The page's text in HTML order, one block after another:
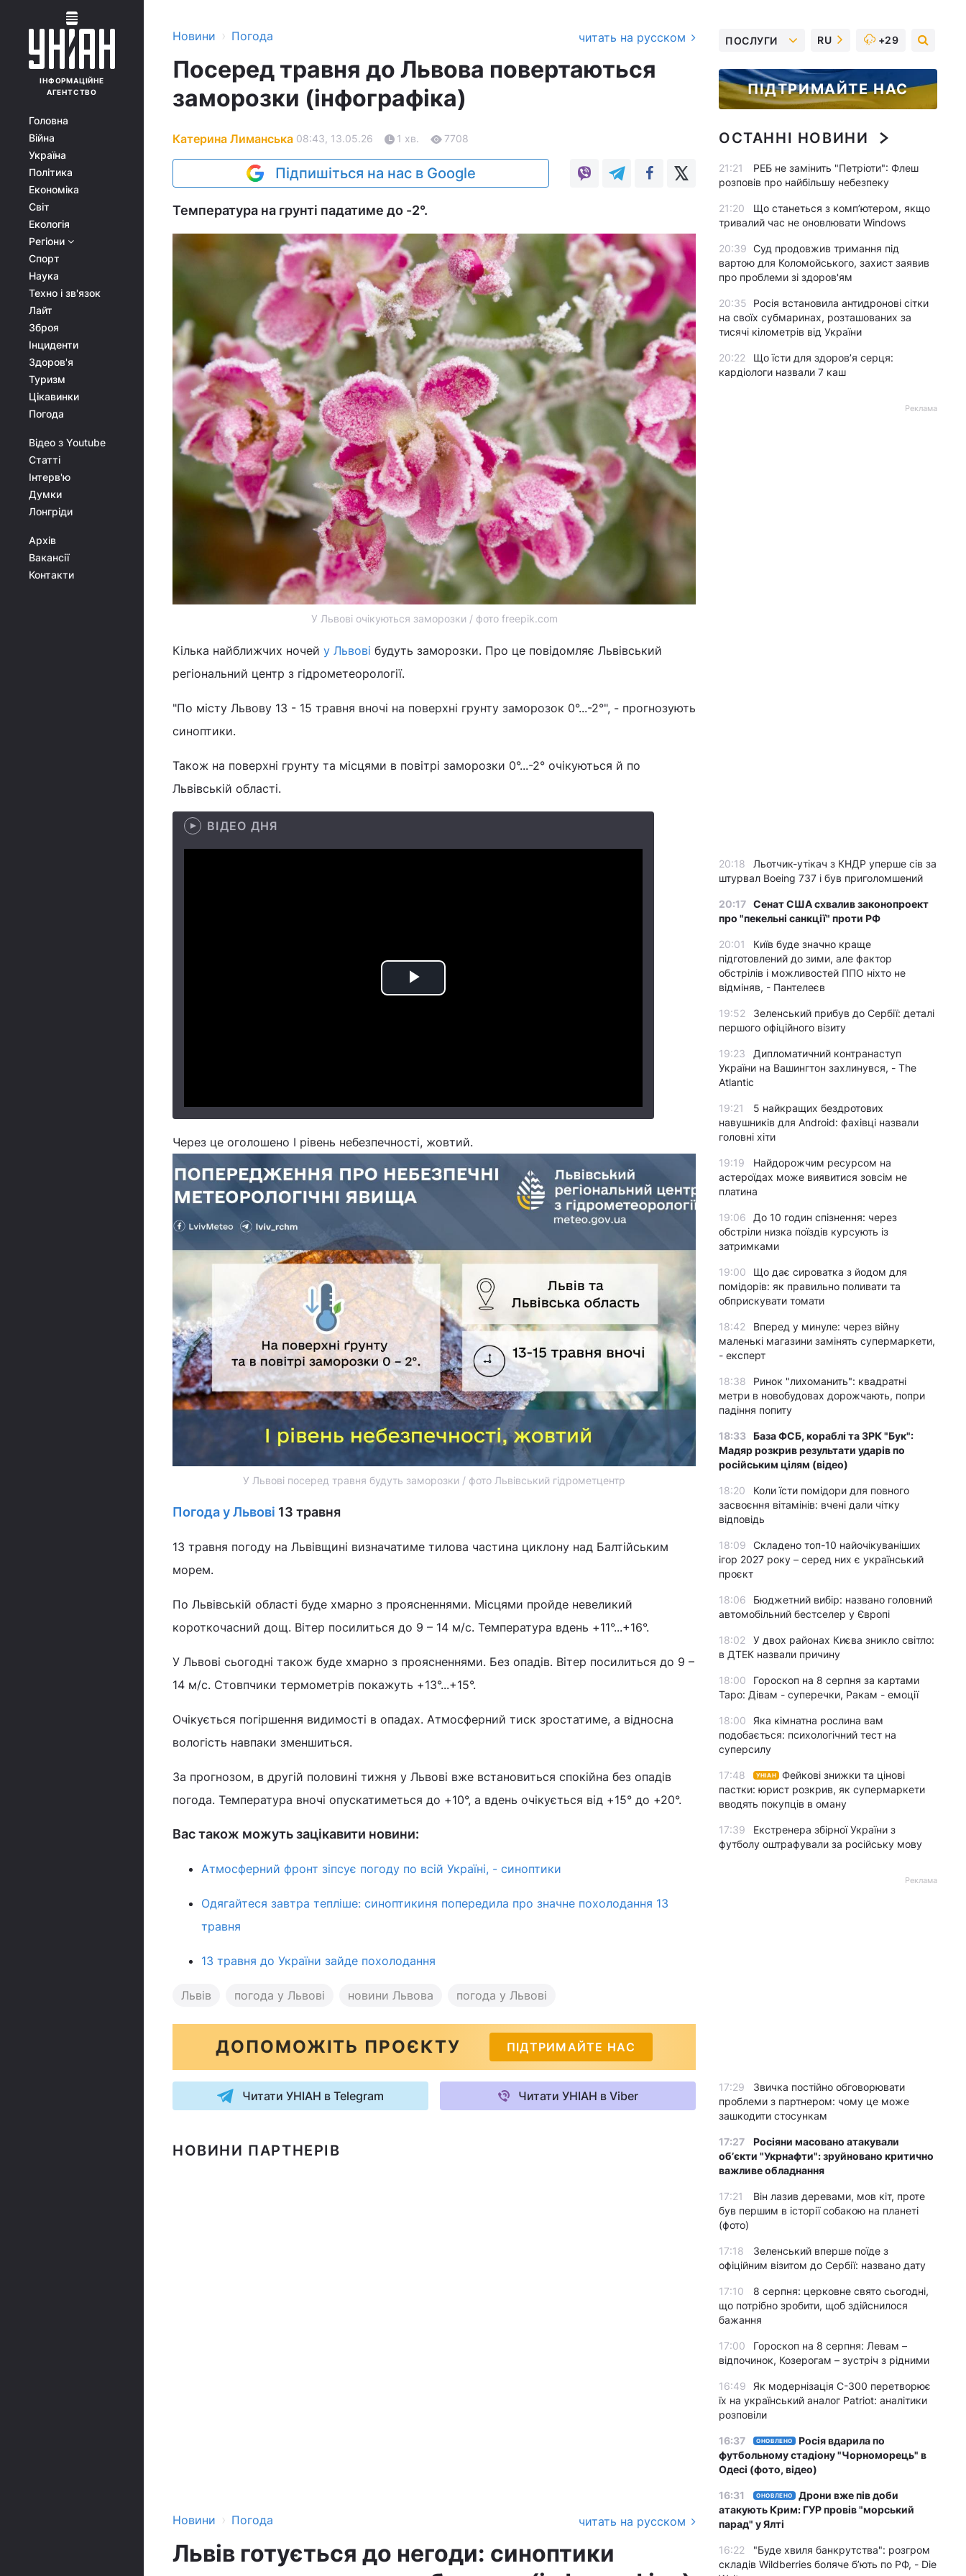
ІНФОРМАЦІЙНЕ
АГЕНТСТВО
Головна
Війна
Україна
Політика
Економіка
Світ
Екологія
Регіони
Спорт
Наука
Техно і зв'язок
Лайт
Зброя
Інциденти
Здоров'я
Туризм
Цікавинки
Погода
Відео з Youtube
Статті
Інтерв'ю
Думки
Лонгріди
Архів
Вакансії
Контакти
Новини › Погода читать на русском
Посеред травня до Львова повертаються
заморозки (інфографіка)
Катерина Лиманська 08:43, 13.05.26 1 хв. 7708
Підпишіться на нас в Google
Температура на грунті падатиме до -2°.
У Львові очікуються заморозки / фото freepik.com
Кілька найближчих ночей у Львові будуть заморозки. Про це повідомляє Львівський
регіональний центр з гідрометеорології.
"По місту Львову 13 - 15 травня вночі на поверхні грунту заморозок 0°...-2°", - прогнозують
синоптики.
Також на поверхні грунту та місцями в повітрі заморозки 0°...-2° очікуються й по
Львівській області.
ВІДЕО ДНЯ
Play
Через це оголошено І рівень небезпечності, жовтий.
У Львові посеред травня будуть заморозки / фото Львівський гідрометцентр
Погода у Львові 13 травня
13 травня погоду на Львівщині визначатиме тилова частина циклону над Балтійським
морем.
По Львівській області буде хмарно з проясненнями. Місцями пройде невеликий
короткочасний дощ. Вітер посилиться до 9 – 14 м/с. Температура вдень +11°...+16°.
У Львові сьогодні також буде хмарно з проясненнями. Без опадів. Вітер посилиться до 9 –
14 м/с. Стовпчики термометрів покажуть +13°...+15°.
Очікується погіршення видимості в опадах. Атмосферний тиск зростатиме, а відносна
вологість навпаки зменшиться.
За прогнозом, в другій половині тижня у Львові вже встановиться спокійна без опадів
погода. Температура вночі опускатиметься до +10°, а вдень очікується від +15° до +20°.
Вас також можуть зацікавити новини:
Атмосферний фронт зіпсує погоду по всій Україні, - синоптики
Одягайтеся завтра тепліше: синоптикиня попередила про значне похолодання 13
травня
13 травня до України зайде похолодання
Львів погода у Львові новини Львова погода у Львові
ДОПОМОЖІТЬ ПРОЄКТУ ПІДТРИМАЙТЕ НАС
Читати УНІАН в Telegram Читати УНІАН в Viber
НОВИНИ ПАРТНЕРІВ
Новини › Погода читать на русском
Львів готується до негоди: синоптики
ПОСЛУГИ RU +29
ПІДТРИМАЙТЕ НАС
ОСТАННІ НОВИНИ
21:21
РЕБ не замінить "Петріоти": Флеш
розповів про найбільшу небезпеку
21:20
Що станеться з комп’ютером, якщо
тривалий час не оновлювати Windows
20:39 Суд продовжив тримання під
вартою для Коломойського, захист заявив
про проблеми зі здоров'ям
20:35
Росія встановила антидронові сітки
на своїх субмаринах, розташованих за
тисячі кілометрів від України
20:22
Що їсти для здоров’я серця:
кардіологи назвали 7 каш
Реклама
20:18
Льотчик-утікач з КНДР уперше сів за
штурвал Boeing 737 і був приголомшений
20:17 Сенат США схвалив законопроект
про "пекельні санкції" проти РФ
20:01
Київ буде значно краще
підготовлений до зими, але фактор
обстрілів і можливостей ППО ніхто не
відміняв, - Пантелеєв
19:52
Зеленський прибув до Сербії: деталі
першого офіційного візиту
19:23
Дипломатичний контранаступ
України на Вашингтон захлинувся, - The
Atlantic
19:21
5 найкращих бездротових
навушників для Android: фахівці назвали
головні хіти
19:19
Найдорожчим ресурсом на
астероїдах може виявитися зовсім не
платина
19:06
До 10 годин спізнення: через
обстріли низка поїздів курсують із
затримками
19:00
Що дає сироватка з йодом для
помідорів: як правильно поливати та
обприскувати томати
18:42
Вперед у минуле: через війну
маленькі магазини замінять супермаркети,
- експерт
18:38
Ринок "лихоманить": квадратні
метри в новобудовах дорожчають, попри
падіння попиту
18:33 База ФСБ, кораблі та ЗРК "Бук":
Мадяр розкрив результати ударів по
російським цілям (відео)
18:20
Коли їсти помідори для повного
засвоєння вітамінів: вчені дали чітку
відповідь
18:09
Складено топ-10 найочікуваніших
ігор 2027 року – серед них є український
проєкт
18:06
Бюджетний вибір: названо головний
автомобільний бестселер у Європі
18:02
У двох районах Києва зникло світло:
в ДТЕК назвали причину
18:00
Гороскоп на 8 серпня за картами
Таро: Дівам - суперечки, Ракам - емоції
18:00
Яка кімнатна рослина вам
подобається: психологічний тест на
суперсилу
17:48 УНІАН
Фейкові знижки та цінові
пастки: юрист розкрив, як супермаркети
вводять покупців в оману
17:39
Екстренера збірної України з
футболу оштрафували за російську мову
Реклама
17:29
Звичка постійно обговорювати
проблеми з партнером: чому це може
зашкодити стосункам
17:27
Росіяни масовано атакували
обʼєкти "Укрнафти": зруйновано критично
важливе обладнання
17:21
Він лазив деревами, мов кіт, проте
був першим в історії собакою на планеті
(фото)
17:18
Зеленський вперше поїде з
офіційним візитом до Сербії: названо дату
17:10
8 серпня: церковне свято сьогодні,
що потрібно зробити, щоб здійснилося
бажання
17:00
Гороскоп на 8 серпня: Левам –
відпочинок, Козерогам – зустріч з рідними
16:49
Як модернізація С-300 перетворює
їх на український аналог Patriot: аналітики
розповіли
16:37 ОНОВЛЕНО
Росія вдарила по
футбольному стадіону "Чорноморець" в
Одесі (фото, відео)
16:31 ОНОВЛЕНО
Дрони вже пів доби
атакують Крим: ГУР провів "морський
парад" у Ялті
16:22
"Буде хвиля банкрутства": розгром
складів Wildberries боляче бʼють по РФ, - Die